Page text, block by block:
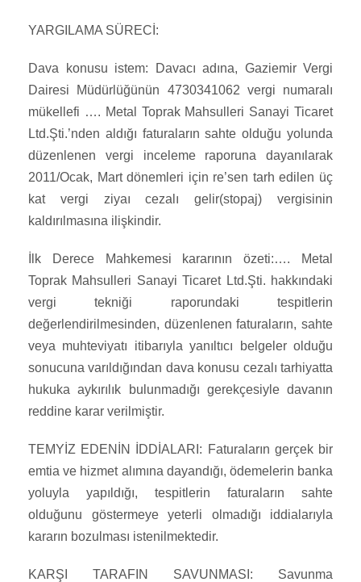
YARGILAMA SÜRECİ:
Dava konusu istem: Davacı adına, Gaziemir Vergi
Dairesi Müdürlüğünün 4730341062 vergi numaralı
mükellefi …. Metal Toprak Mahsulleri Sanayi Ticaret
Ltd.Şti.’nden aldığı faturaların sahte olduğu yolunda
düzenlenen vergi inceleme raporuna dayanılarak
2011/Ocak, Mart dönemleri için re’sen tarh edilen üç
kat vergi ziyaı cezalı gelir(stopaj) vergisinin
kaldırılmasına ilişkindir.
İlk Derece Mahkemesi kararının özeti:…. Metal
Toprak Mahsulleri Sanayi Ticaret Ltd.Şti. hakkındaki
vergi tekniği raporundaki tespitlerin
değerlendirilmesinden, düzenlenen faturaların, sahte
veya muhteviyatı itibarıyla yanıltıcı belgeler olduğu
sonucuna varıldığından dava konusu cezalı tarhiyatta
hukuka aykırılık bulunmadığı gerekçesiyle davanın
reddine karar verilmiştir.
TEMYİZ EDENİN İDDİALARI: Faturaların gerçek bir
emtia ve hizmet alımına dayandığı, ödemelerin banka
yoluyla yapıldığı, tespitlerin faturaların sahte
olduğunu göstermeye yeterli olmadığı iddialarıyla
kararın bozulması istenilmektedir.
KARŞI TARAFIN SAVUNMASI: Savunma